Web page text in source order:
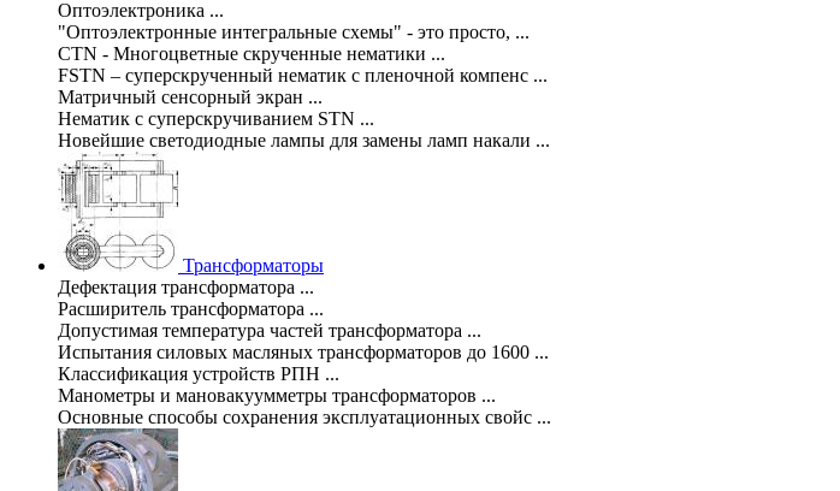
Оптоэлектроника ...
"Оптоэлектронные интегральные схемы" - это просто, ...
CTN - Многоцветные скрученные нематики ...
FSTN – суперскрученный нематик с пленочной компенс ...
Матричный сенсорный экран ...
Нематик с суперскручиванием STN ...
Новейшие светодиодные лампы для замены ламп накали ...
Трансформаторы
Дефектация трансформатора ...
Расширитель трансформатора ...
Допустимая температура частей трансформатора ...
Испытания силовых масляных трансформаторов до 1600 ...
Классификация устройств РПН ...
Манометры и мановакуумметры трансформаторов ...
Основные способы сохранения эксплуатационных свойс ...